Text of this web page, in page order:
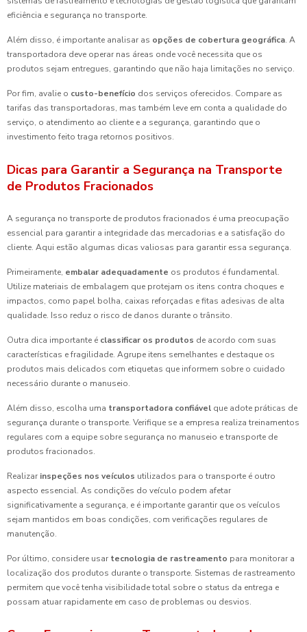
eficiência e segurança no transporte.
Além disso, é importante analisar as opções de cobertura geográfica. A
transportadora deve operar nas áreas onde você necessita que os
produtos sejam entregues, garantindo que não haja limitações no serviço.
Por fim, avalie o custo-benefício dos serviços oferecidos. Compare as
tarifas das transportadoras, mas também leve em conta a qualidade do
serviço, o atendimento ao cliente e a segurança, garantindo que o
investimento feito traga retornos positivos.
Dicas para Garantir a Segurança na Transporte
de Produtos Fracionados
A segurança no transporte de produtos fracionados é uma preocupação
essencial para garantir a integridade das mercadorias e a satisfação do
cliente. Aqui estão algumas dicas valiosas para garantir essa segurança.
Primeiramente, embalar adequadamente os produtos é fundamental.
Utilize materiais de embalagem que protejam os itens contra choques e
impactos, como papel bolha, caixas reforçadas e fitas adesivas de alta
qualidade. Isso reduz o risco de danos durante o trânsito.
Outra dica importante é classificar os produtos de acordo com suas
características e fragilidade. Agrupe itens semelhantes e destaque os
produtos mais delicados com etiquetas que informem sobre o cuidado
necessário durante o manuseio.
Além disso, escolha uma transportadora confiável que adote práticas de
segurança durante o transporte. Verifique se a empresa realiza treinamentos
regulares com a equipe sobre segurança no manuseio e transporte de
produtos fracionados.
Realizar inspeções nos veículos utilizados para o transporte é outro
aspecto essencial. As condições do veículo podem afetar
significativamente a segurança, e é importante garantir que os veículos
sejam mantidos em boas condições, com verificações regulares de
manutenção.
Por último, considere usar tecnologia de rastreamento para monitorar a
localização dos produtos durante o transporte. Sistemas de rastreamento
permitem que você tenha visibilidade total sobre o status da entrega e
possam atuar rapidamente em caso de problemas ou desvios.